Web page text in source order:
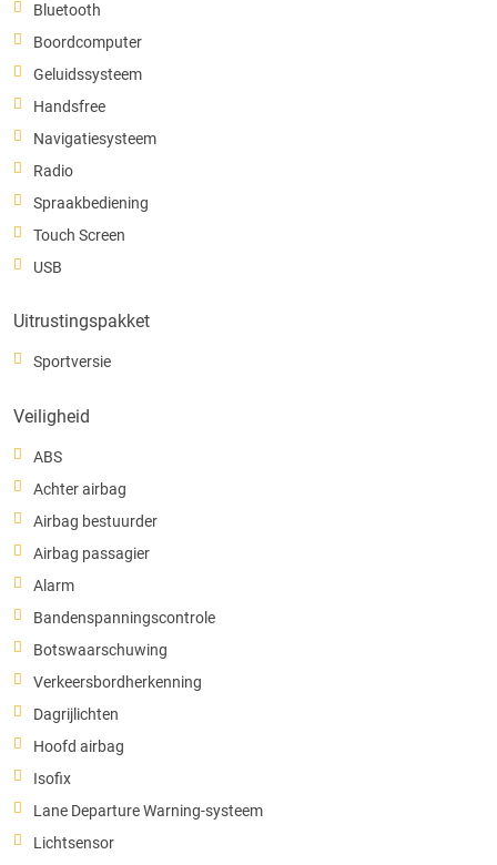
Bluetooth
Boordcomputer
Geluidssysteem
Handsfree
Navigatiesysteem
Radio
Spraakbediening
Touch Screen
USB
Uitrustingspakket
Sportversie
Veiligheid
ABS
Achter airbag
Airbag bestuurder
Airbag passagier
Alarm
Bandenspanningscontrole
Botswaarschuwing
Verkeersbordherkenning
Dagrijlichten
Hoofd airbag
Isofix
Lane Departure Warning-systeem
Lichtsensor